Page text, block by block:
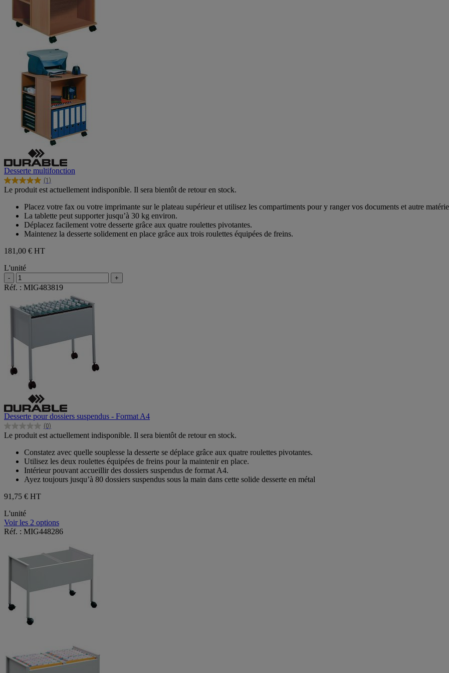
Desserte multifonction
(1)
5.0
sur
étoiles.
Le produit est actuellement indisponible. Il sera bientôt de retour en stock.
Placez votre fax ou votre imprimante sur le plateau supérieur et utilisez les compartiments pour y ranger vos documents et autre
La tablette peut supporter jusqu’à 30 kg environ.
Déplacez facilement votre desserte grâce aux quatre roulettes pivotantes.
Maintenez la desserte solidement en place grâce aux trois roulettes équipées de freins.
181,00 € HT
L'unité
- +
Réf. : MIG483819
Desserte pour dossiers suspendus - Format A4
(0)
0.0
sur
étoiles.
Le produit est actuellement indisponible. Il sera bientôt de retour en stock.
Constatez avec quelle souplesse la desserte se déplace grâce aux quatre roulettes pivotantes.
Utilisez les deux roulettes équipées de freins pour la maintenir en place.
Intérieur pouvant accueillir des dossiers suspendus de format A4.
Ayez toujours jusqu’à 80 dossiers suspendus sous la main dans cette solide desserte en métal
91,75 € HT
L'unité
Voir les 2 options
Réf. : MIG448286